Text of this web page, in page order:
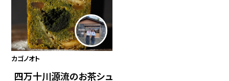
カゴノオト
四万十川源流のお茶シュ